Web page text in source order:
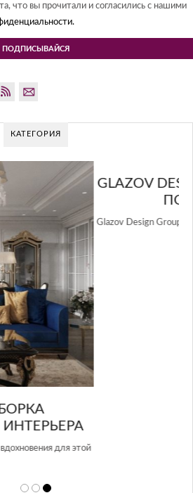
что вы прочитали и согласились с нашими
КАТЕГОРИЯ
GROUP – УНИКАЛЬНЫЙ
К ДИЗАЙНУ
из лучших студий дизайна интерьера